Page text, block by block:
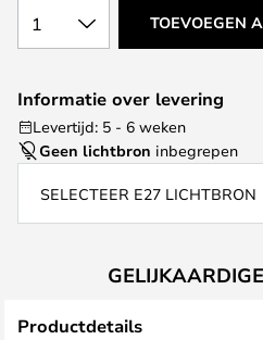
1 TOEVOEGEN
Informatie over levering
Levertijd: 5 - 6 weken
Geen lichtbron inbegrepen
SELECTEER E27 LICHTBRON
Productdetails